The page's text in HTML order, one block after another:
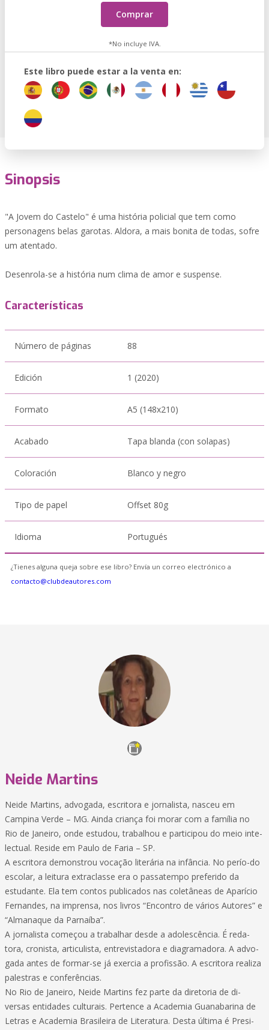
Comprar
*No incluye IVA.
Este libro puede estar a la venta en:
Sinopsis
"A Jovem do Castelo" é uma história policial que tem como
personagens belas garotas. Aldora, a mais bonita de todas, sofre
um atentado.
Desenrola-se a história num clima de amor e suspense.
Características
Número de páginas 88
Edición 1 (2020)
Formato A5 (148x210)
Acabado Tapa blanda (con solapas)
Coloración Blanco y negro
Tipo de papel Offset 80g
Idioma Portugués
¿Tienes alguna queja sobre ese libro? Envía un correo electrónico a
contacto@clubdeautores.com
Neide Martins
Neide Martins, advogada, escritora e jornalista, nasceu em
Campina Verde – MG. Ainda criança foi morar com a família no
Rio de Janeiro, onde estudou, trabalhou e participou do meio inte-
lectual. Reside em Paulo de Faria – SP.
A escritora demonstrou vocação literária na infância. No perío-do
escolar, a leitura extraclasse era o passatempo preferido da
estudante. Ela tem contos publicados nas coletâneas de Aparício
Fernandes, na imprensa, nos livros “Encontro de vários Autores” e
“Almanaque da Parnaíba”.
A jornalista começou a trabalhar desde a adolescência. É reda-
tora, cronista, articulista, entrevistadora e diagramadora. A advo-
gada antes de formar-se já exercia a profissão. A escritora realiza
palestras e conferências.
No Rio de Janeiro, Neide Martins fez parte da diretoria de di-
versas entidades culturais. Pertence a Academia Guanabarina de
Letras e Academia Brasileira de Literatura. Desta última é Presi-